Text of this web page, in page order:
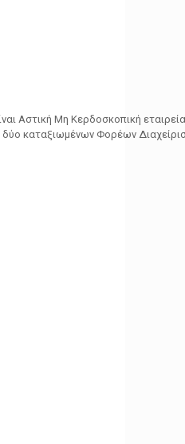
Αστική Μη Κερδοσκοπική
δύο καταξιωμένων Φορέων